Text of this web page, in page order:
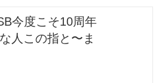
今度こそ10周年
人この指と〜ま